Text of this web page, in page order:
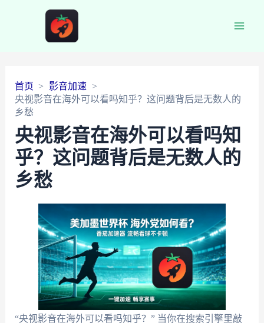
首页
影音加速
央视影音在海外可以看吗知乎？这问题背后是无数人的
乡愁
央视影音在海外可以看吗知
乎？这问题背后是无数人的
乡愁
“央视影音在海外可以看吗知乎？” 当你在搜索引擎里敲